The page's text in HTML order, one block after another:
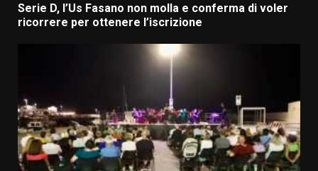
Serie D, l’Us Fasano non molla e conferma di voler
ricorrere per ottenere l’iscrizione